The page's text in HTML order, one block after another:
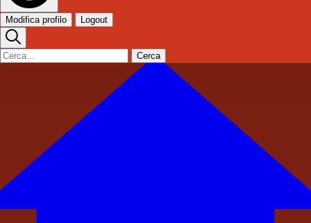
Modifica profilo Logout
Cerca